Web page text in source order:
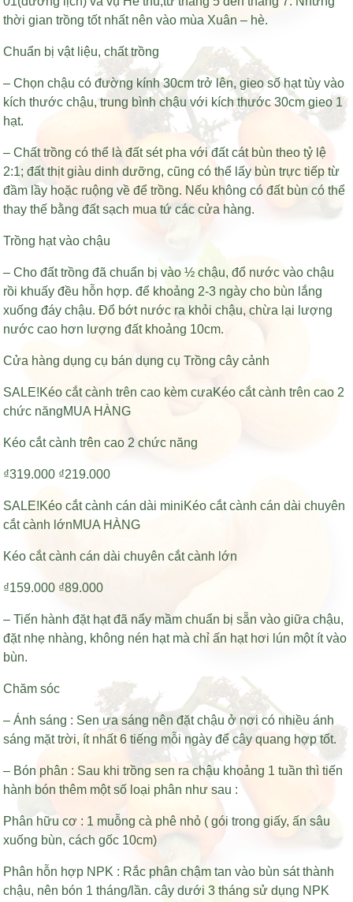
thời gian trồng tốt nhất nên vào mùa Xuân – hè.
Chuẩn bị vật liệu, chất trồng
– Chọn chậu có đường kính 30cm trở lên, gieo số hạt tùy vào
kích thước chậu, trung bình chậu với kích thước 30cm gieo 1
hạt.
– Chất trồng có thể là đất sét pha với đất cát bùn theo tỷ lệ
2:1; đất thịt giàu dinh dưỡng, cũng có thể lấy bùn trực tiếp từ
đầm lầy hoặc ruộng về để trồng. Nếu không có đất bùn có thể
thay thế bằng đất sạch mua tứ các cửa hàng.
Trồng hạt vào chậu
– Cho đất trồng đã chuẩn bị vào ½ chậu, đổ nước vào chậu
rồi khuấy đều hỗn hợp. để khoảng 2-3 ngày cho bùn lắng
xuống đáy chậu. Đổ bớt nước ra khỏi chậu, chừa lại lượng
nước cao hơn lượng đất khoảng 10cm.
Cửa hàng dụng cụ bán dụng cụ Trồng cây cảnh
SALE!Kéo cắt cành trên cao kèm cưaKéo cắt cành trên cao 2
chức năngMUA HÀNG
Kéo cắt cành trên cao 2 chức năng
₫319.000 ₫219.000
SALE!Kéo cắt cành cán dài miniKéo cắt cành cán dài chuyên
cắt cành lớnMUA HÀNG
Kéo cắt cành cán dài chuyên cắt cành lớn
₫159.000 ₫89.000
– Tiến hành đặt hạt đã nẩy mầm chuẩn bị sẵn vào giữa chậu,
đặt nhẹ nhàng, không nén hạt mà chỉ ấn hạt hơi lún một ít vào
bùn.
Chăm sóc
– Ánh sáng : Sen ưa sáng nên đặt chậu ở nơi có nhiều ánh
sáng mặt trời, ít nhất 6 tiếng mỗi ngày để cây quang hợp tốt.
– Bón phân : Sau khi trồng sen ra chậu khoảng 1 tuần thì tiến
hành bón thêm một số loại phân như sau :
Phân hữu cơ : 1 muỗng cà phê nhỏ ( gói trong giấy, ấn sâu
xuống bùn, cách gốc 10cm)
Phân hỗn hợp NPK : Rắc phân chậm tan vào bùn sát thành
chậu, nên bón 1 tháng/lần. cây dưới 3 tháng sử dụng NPK